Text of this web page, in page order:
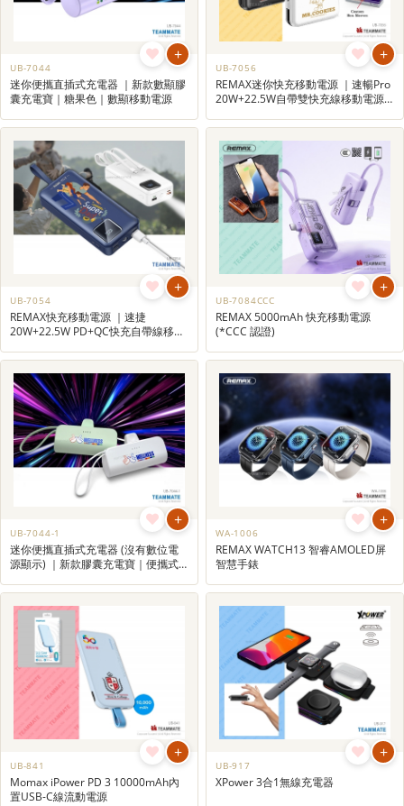
+
UB-7044
迷你便攜直插式充電器 ｜新款數顯膠
囊充電寶｜糖果色｜數顯移動電源
+
UB-7056
REMAX迷你快充移動電源 ｜速暢Pro
20W+22.5W自帶雙快充線移動電源
品訂造 | 禮品訂製
+
UB-7054
REMAX快充移動電源 ｜速捷
20W+22.5W PD+QC快充自帶線移動
+
UB-7084CCC
REMAX 5000mAh 快充移動電源
(*CCC 認證)
+
UB-7044-1
迷你便攜直插式充電器 (沒有數位電
源顯示) ｜新款膠囊充電寶｜便攜式
+
WA-1006
REMAX WATCH13 智睿AMOLED屏
智慧手錶
+
UB-841
Momax iPower PD 3 10000mAh內
置USB-C線流動電源
+
UB-917
XPower 3合1無線充電器